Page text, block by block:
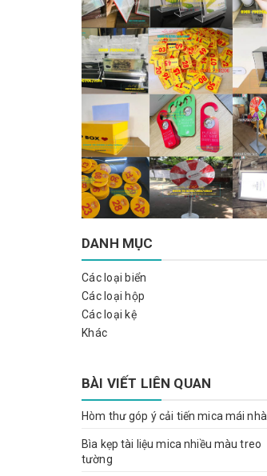
DANH MỤC
Các loại biển
Các loại hộp
Các loại kệ
Khác
BÀI VIẾT LIÊN QUAN
Hòm thư góp ý cải tiến mica mái nhà
Bìa kẹp tài liệu mica nhiều màu treo
tường